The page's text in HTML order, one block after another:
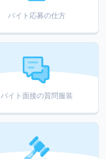
バイト応募の仕方
バイト面接の質問服装